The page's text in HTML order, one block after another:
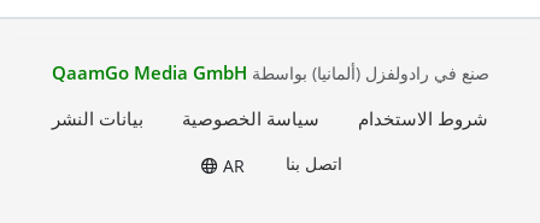
صنع في رادولفزل (ألمانيا) بواسطة QaamGo Media GmbH
شروط الاستخدام
سياسة الخصوصية بيانات النشر
اتصل بنا AR